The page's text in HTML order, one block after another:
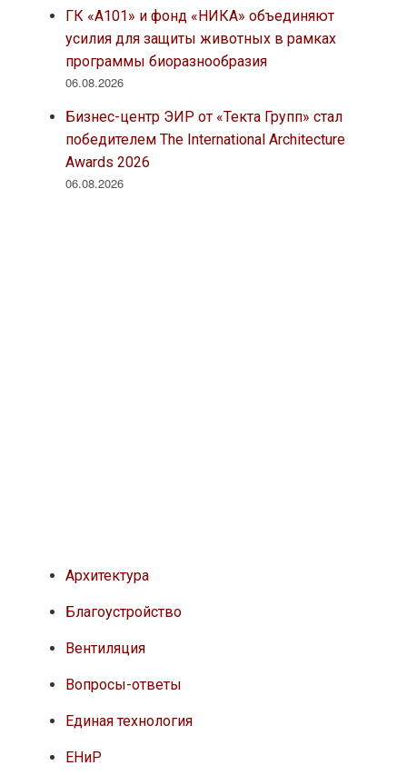
ГК «А101» и фонд «НИКА» объединяют
усилия для защиты животных в рамках
программы биоразнообразия
06.08.2026
Бизнес-центр ЭИР от «Текта Групп» стал
победителем The International Architecture
Awards 2026
06.08.2026
Архитектура
Благоустройство
Вентиляция
Вопросы-ответы
Единая технология
ЕНиР